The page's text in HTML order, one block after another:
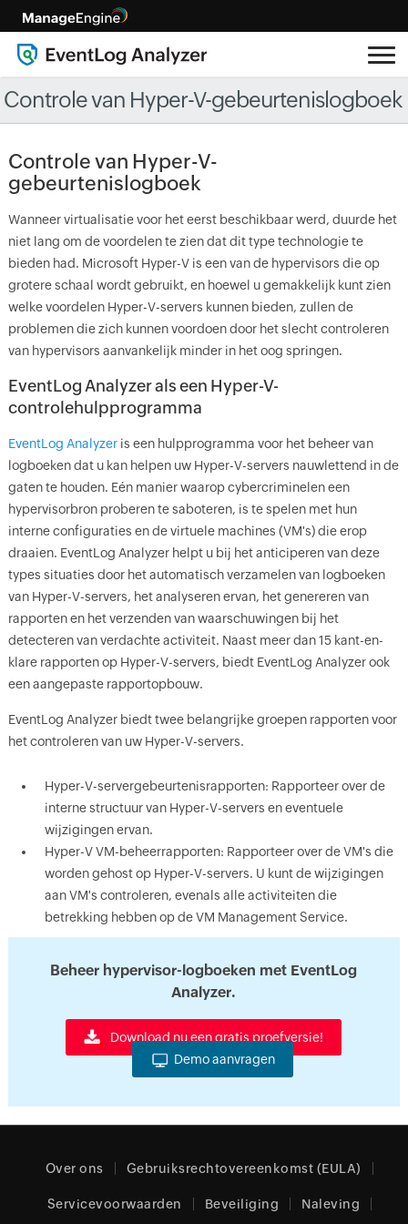
Controle van Hyper-V-gebeurtenislogboek
Controle van Hyper-V-
gebeurtenislogboek
Wanneer virtualisatie voor het eerst beschikbaar werd, duurde het
niet lang om de voordelen te zien dat dit type technologie te
bieden had. Microsoft Hyper-V is een van de hypervisors die op
grotere schaal wordt gebruikt, en hoewel u gemakkelijk kunt zien
welke voordelen Hyper-V-servers kunnen bieden, zullen de
problemen die zich kunnen voordoen door het slecht controleren
van hypervisors aanvankelijk minder in het oog springen.
EventLog Analyzer als een Hyper-V-
controlehulpprogramma
EventLog Analyzeris een hulpprogramma voor het beheer van
logboeken dat u kan helpen uw Hyper-V-servers nauwlettend in de
gaten te houden. Eén manier waarop cybercriminelen een
hypervisorbron proberen te saboteren, is te spelen met hun
interne configuraties en de virtuele machines (VM's) die erop
draaien. EventLog Analyzer helpt u bij het anticiperen van deze
types situaties door het automatisch verzamelen van logboeken
van Hyper-V-servers, het analyseren ervan, het genereren van
rapporten en het verzenden van waarschuwingen bij het
detecteren van verdachte activiteit. Naast meer dan 15 kant-en-
klare rapporten op Hyper-V-servers, biedt EventLog Analyzer ook
een aangepaste rapportopbouw.
EventLog Analyzer biedt twee belangrijke groepen rapporten voor
het controleren van uw Hyper-V-servers.
Hyper-V-servergebeurtenisrapporten: Rapporteer over de
interne structuur van Hyper-V-servers en eventuele
wijzigingen ervan.
Hyper-V VM-beheerrapporten: Rapporteer over de VM's die
worden gehost op Hyper-V-servers. U kunt de wijzigingen
aan VM's controleren, evenals alle activiteiten die
betrekking hebben op de VM Management Service.
Beheer hypervisor-logboeken met EventLog
Analyzer.
Download nu een gratis proefversie!
Demo aanvragen
Over ons Gebruiksrechtovereenkomst (EULA)
Servicevoorwaarden Beveiliging Naleving